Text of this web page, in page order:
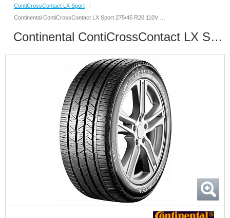
ContiCrossContact LX Sport
/
Continental ContiCrossContact LX Sport 275/45 R20 110V XL N0